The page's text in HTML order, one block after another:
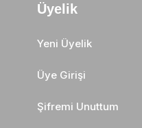
Üyelik
Yeni Üyelik
Üye Girişi
Şifremi Unuttum